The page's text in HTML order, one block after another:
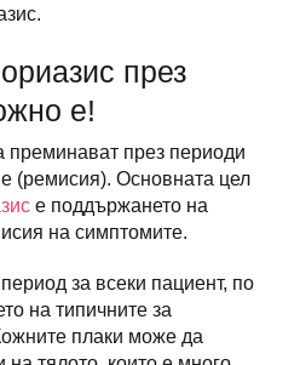
през
е!
преминават през периоди
(ремисия). Основната цел
е поддържането на
на симптомите.
за всеки пациент, по
на типичните за
плаки може да